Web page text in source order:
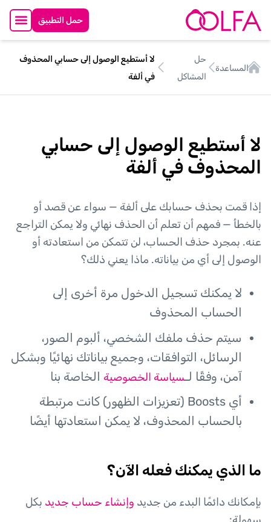
حمل التطبيق
المساعدة
حل
المشاكل
لا أستطيع الوصول إلى حسابي المحذوف
في ألفة
لا أستطيع الوصول إلى حسابي
المحذوف في ألفة
إذا قمت بحذف حسابك على ألفة — سواء عن قصد أو
بالخطأ — فمهم أن تعلم أن الحذف نهائي ولا يمكن التراجع
عنه. بمجرد حذف الحساب، لن تتمكن من استعادته أو
الوصول إلى أي من بياناته. ماذا يعني ذلك؟
لا يمكنك تسجيل الدخول مرة أخرى إلى
الحساب المحذوف
سيتم حذف ملفك الشخصي، ألبوم الصور،
الرسائل، التوافقات، وجميع بياناتك نهائيًا وبشكل
آمن، وفقًا لـسياسة الخصوصية الخاصة بنا
أي Boosts (تعزيزات الظهور) كانت مرتبطة
بالحساب المحذوف، لا يمكن استعادتها أيضًا
ما الذي يمكنك فعله الآن؟
بإمكانك دائمًا البدء من جديد وإنشاء حساب جديد بكل